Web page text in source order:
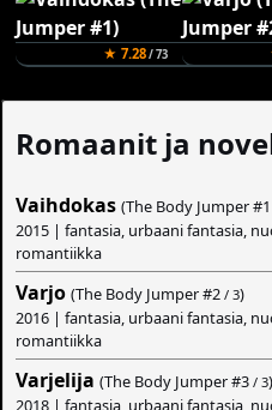
★ 7.28/ 73
Romaanit ja
Vaihdokas (The Body Jumper #1
2015 | fantasia, urbaani fantasia,
romantiikka
Varjo (The Body Jumper #2 / 3)
2016 | fantasia, urbaani fantasia,
romantiikka
Varjelija (The Body Jumper #3 / 3)